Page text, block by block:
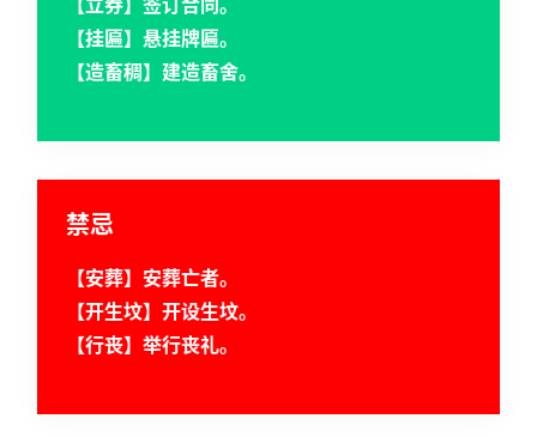
【立券】签订合同。
【挂匾】悬挂牌匾。
【造畜稠】建造畜舍。
禁忌
【安葬】安葬亡者。
【开生坟】开设生坟。
【行丧】举行丧礼。